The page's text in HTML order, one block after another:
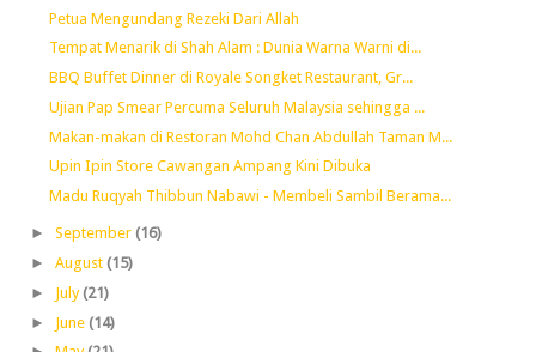
Petua Mengundang Rezeki Dari Allah
Tempat Menarik di Shah Alam : Dunia Warna Warni di...
BBQ Buffet Dinner di Royale Songket Restaurant, Gr...
Ujian Pap Smear Percuma Seluruh Malaysia sehingga ...
Makan-makan di Restoran Mohd Chan Abdullah Taman M...
Upin Ipin Store Cawangan Ampang Kini Dibuka
Madu Ruqyah Thibbun Nabawi - Membeli Sambil Berama...
► September (16)
► August (15)
► July (21)
► June (14)